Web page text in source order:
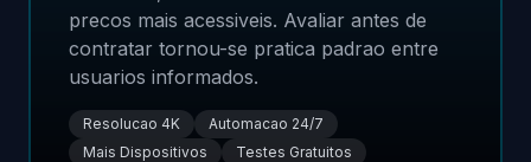
precos mais acessiveis. Avaliar antes de
contratar tornou-se pratica padrao entre
usuarios informados.
Resolucao 4K
Automacao 24/7
Mais Dispositivos
Testes Gratuitos